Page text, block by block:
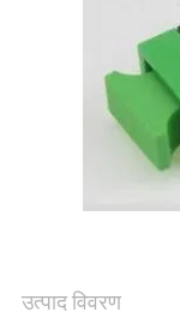
उत्पाद विवरण